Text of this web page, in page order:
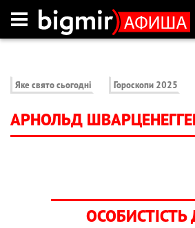
Яке свято сьогодні Гороскопи 2025
АРНОЛЬД
ОСОБИСТІСТЬ